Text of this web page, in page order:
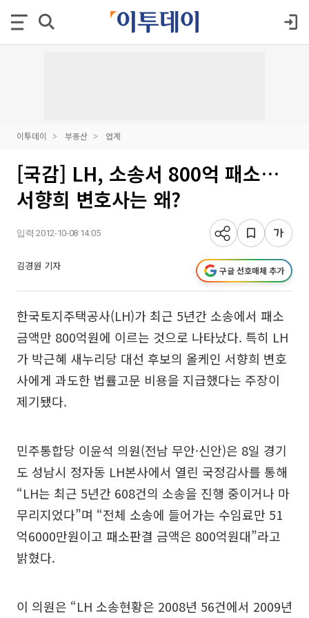
이투데이 부동산 업계
[국감] LH, 소송서 800억 패소…
서향희 변호사는 왜?
입력 2012-10-08 14:05
김경원 기자 구글 선호매체 추가
한국토지주택공사(LH)가 최근 5년간 소송에서 패소
금액만 800억원에 이르는 것으로 나타났다. 특히 LH
가 박근혜 새누리당 대선 후보의 올케인 서향희 변호
사에게 과도한 법률고문 비용을 지급했다는 주장이
제기됐다.
민주통합당 이윤석 의원(전남 무안·신안)은 8일 경기
도 성남시 정자동 LH본사에서 열린 국정감사를 통해
“LH는 최근 5년간 608건의 소송을 진행 중이거나 마
무리지었다”며 “전체 소송에 들어가는 수임료만 51
억6000만원이고 패소판결 금액은 800억원대”라고
밝혔다.
이 의원은 “LH 소송현황은 2008년 56건에서 2009년